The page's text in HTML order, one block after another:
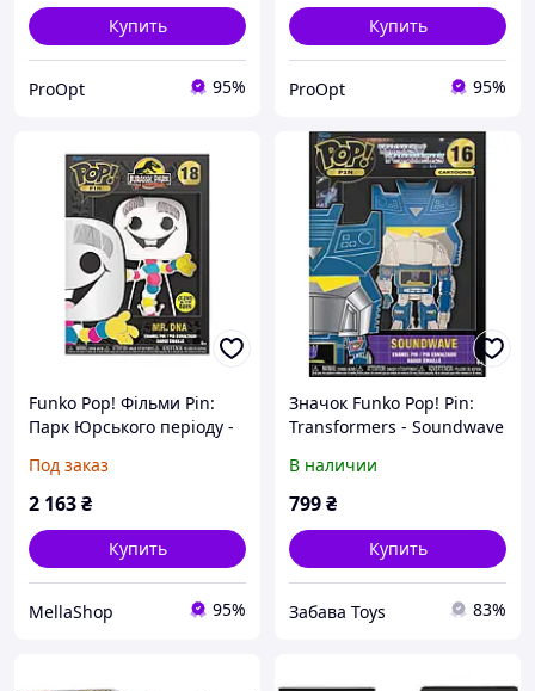
Купить
ProOpt 95%
Купить
ProOpt 95%
Funko Pop! Фільми Pin:
Парк Юрського періоду -
Под заказ
2 163₴
Купить
MellaShop 95%
Значок Funko Pop! Pin:
Transformers - Soundwave
В наличии
799₴
Купить
Забава Toys 83%